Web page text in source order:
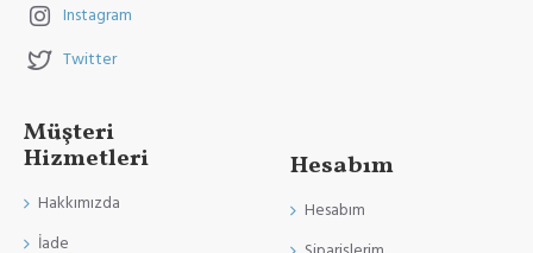
Instagram
Twitter
Müşteri
Hizmetleri
Hakkımızda
İade
Hesabım
Hesabım